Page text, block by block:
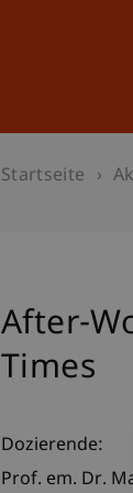
Startseite
After-
Times
Dozierende:
Prof. em. Dr.